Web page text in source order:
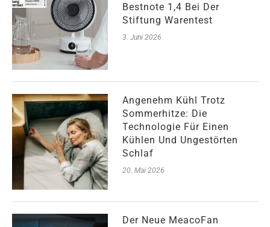
Bestnote 1,4 Bei Der
Stiftung Warentest
3. Juni 2026
Angenehm Kühl Trotz
Sommerhitze: Die
Technologie Für Einen
Kühlen Und Ungestörten
Schlaf
20. Mai 2026
Der Neue MeacoFan